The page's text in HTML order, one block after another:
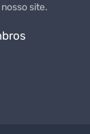
site.